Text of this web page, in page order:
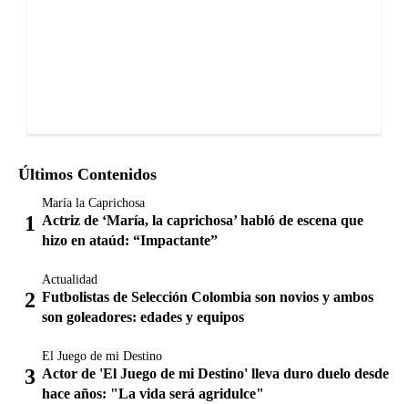
Últimos Contenidos
María la Caprichosa
Actriz de ‘María, la caprichosa’ habló de escena que
hizo en ataúd: “Impactante”
Actualidad
Futbolistas de Selección Colombia son novios y ambos
son goleadores: edades y equipos
El Juego de mi Destino
Actor de 'El Juego de mi Destino' lleva duro duelo desde
hace años: "La vida será agridulce"